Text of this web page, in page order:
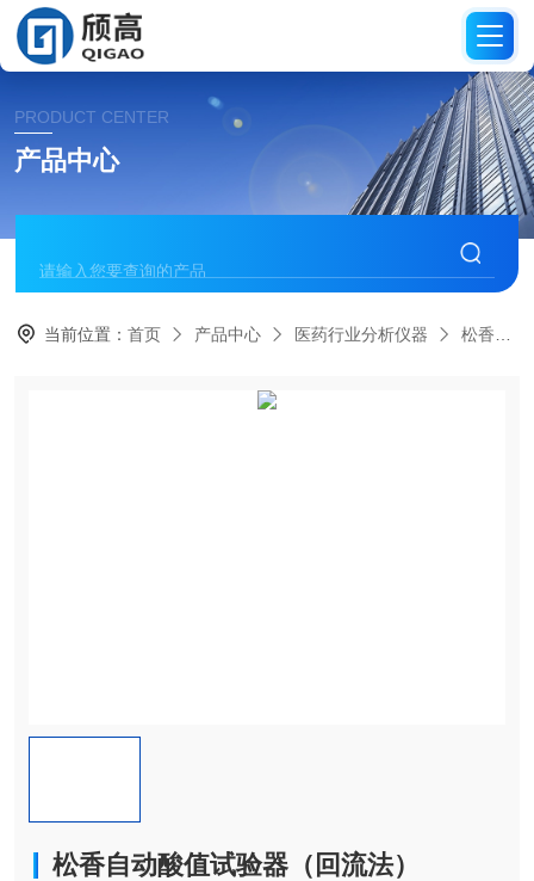
PRODUCT CENTER
产品中心
当前位置：首页 产品中心 医药行业分析仪器 松香酸值试验器
松香自动酸值试验器（回流法）